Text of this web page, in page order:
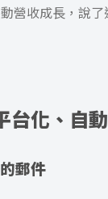
營收成長，說
台化、自
郵件